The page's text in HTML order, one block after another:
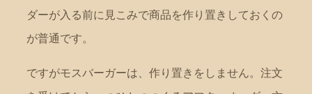
ダーが入る前に見こみで商品を作り置きしておくの
が普通です。
ですがモスバーガーは、作り置きをしません。注文